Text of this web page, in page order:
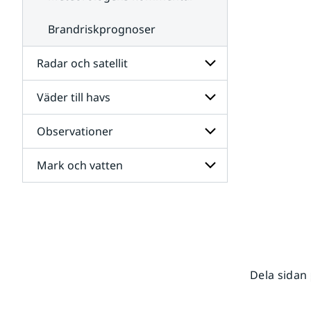
Brandriskprognoser
Radar och satellit
Undersidor
för
Radar
och
satellit
Väder till havs
Undersidor
för
Väder
till
havs
Observationer
Undersidor
för
Mark och vatten
Dela sidan